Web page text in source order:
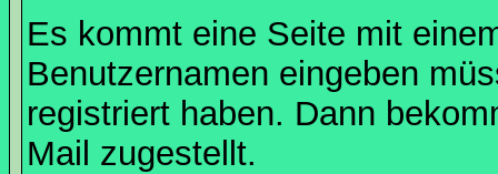
Es kommt eine Seite mit
Benutzernamen eingeben
registriert haben. Dann
Mail zugestellt.